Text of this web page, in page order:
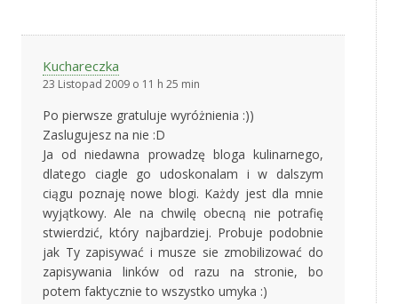
Kuchareczka
23 Listopad 2009 o 11 h 25 min
Po pierwsze gratuluje wyróżnienia :))
Zaslugujesz na nie :D
Ja od niedawna prowadzę bloga kulinarnego,
dlatego ciagle go udoskonalam i w dalszym
ciągu poznaję nowe blogi. Każdy jest dla mnie
wyjątkowy. Ale na chwilę obecną nie potrafię
stwierdzić, który najbardziej. Probuje podobnie
jak Ty zapisywać i musze sie zmobilizować do
zapisywania linków od razu na stronie, bo
potem faktycznie to wszystko umyka :)